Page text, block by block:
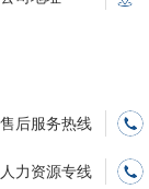
售后服务热线
人力资源专线